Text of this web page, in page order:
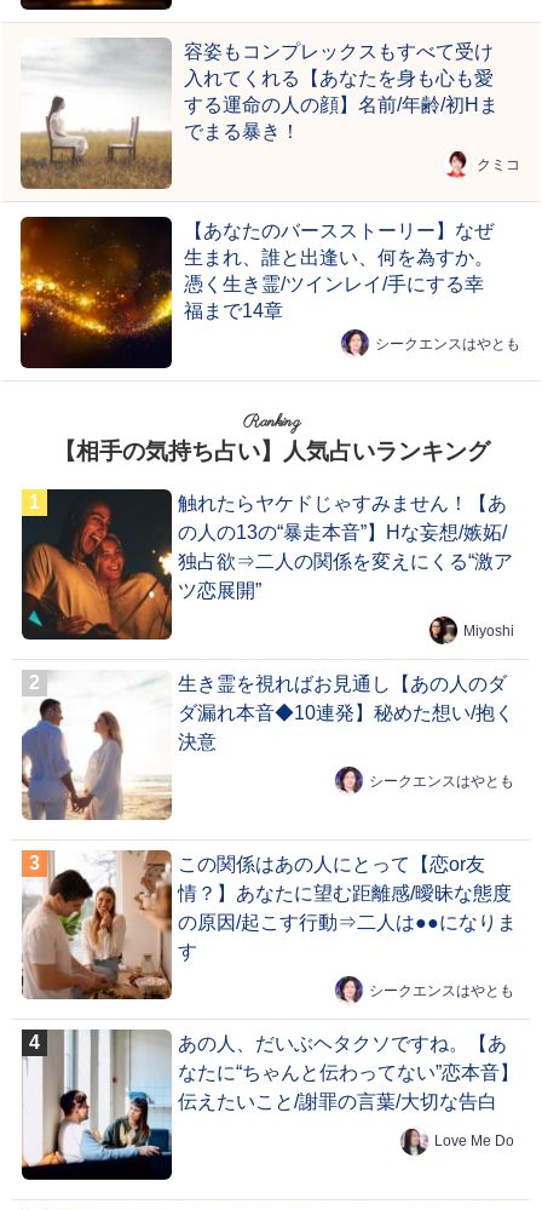
容姿もコンプレックスもすべて受け
入れてくれる【あなたを身も心も愛
する運命の人の顔】名前/年齢/初Hま
でまる暴き！
クミコ
【あなたのバースストーリー】なぜ
生まれ、誰と出逢い、何を為すか。
憑く生き霊/ツインレイ/手にする幸
福まで14章
シークエンスはやとも
Ranking
【相手の気持ち占い】人気占いランキング
触れたらヤケドじゃすみません！【あ
の人の13の“暴走本音”】Hな妄想/嫉妬/
独占欲⇒二人の関係を変えにくる“激ア
ツ恋展開”
Miyoshi
生き霊を視ればお見通し【あの人のダ
ダ漏れ本音◆10連発】秘めた想い/抱く
決意
シークエンスはやとも
この関係はあの人にとって【恋or友
情？】あなたに望む距離感/曖昧な態度
の原因/起こす行動⇒二人は●●になりま
す
シークエンスはやとも
あの人、だいぶヘタクソですね。【あ
なたに“ちゃんと伝わってない”恋本音】
伝えたいこと/謝罪の言葉/大切な告白
Love Me Do